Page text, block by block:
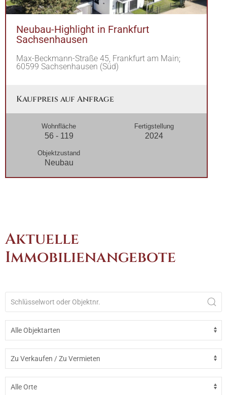
Neubau-Highlight in Frankfurt
Sachsenhausen
Max-Beckmann-Straße 45, Frankfurt am Main;
60599 Sachsenhausen (Süd)
Kaufpreis auf Anfrage
Wohnfläche
56 - 119
Fertigstellung
2024
Objektzustand
Neubau
Aktuelle
Immobilienangebote